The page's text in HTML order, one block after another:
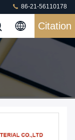
86-21-56110178
Citation